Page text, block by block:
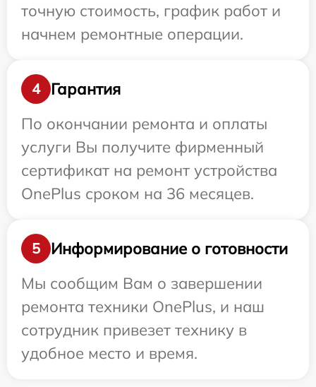
точную стоимость, график работ и
начнем ремонтные операции.
4
Гарантия
По окончании ремонта и оплаты
услуги Вы получите фирменный
сертификат на ремонт устройства
OnePlus сроком на 36 месяцев.
5
Информирование о готовности
Мы сообщим Вам о завершении
ремонта техники OnePlus, и наш
сотрудник привезет технику в
удобное место и время.